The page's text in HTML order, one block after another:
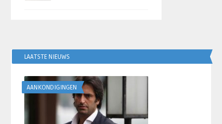
LAATSTE NIEUWS
AANKONDIGINGEN